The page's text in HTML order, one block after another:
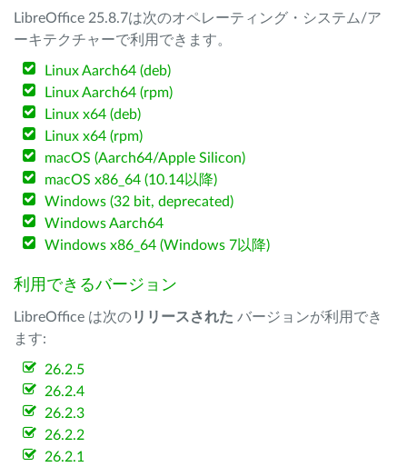
LibreOffice 25.8.7は次のオペレーティング・システム/ア
ーキテクチャーで利用できます。
Linux Aarch64 (deb)
Linux Aarch64 (rpm)
Linux x64 (deb)
Linux x64 (rpm)
macOS (Aarch64/Apple Silicon)
macOS x86_64 (10.14以降)
Windows (32 bit, deprecated)
Windows Aarch64
Windows x86_64 (Windows 7以降)
利用できるバージョン
LibreOffice は次のリリースされた バージョンが利用でき
ます:
26.2.5
26.2.4
26.2.3
26.2.2
26.2.1